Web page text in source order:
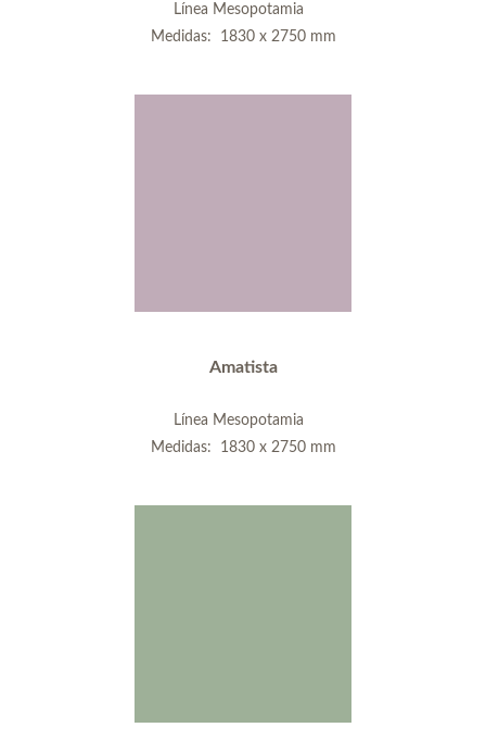
Línea Mesopotamia
Medidas: 1830 x 2750 mm
Amatista
Línea Mesopotamia
Medidas: 1830 x 2750 mm